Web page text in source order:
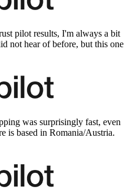
pilot results, I'm always a bit
not hear of before, but this one
was surprisingly fast, even
is based in Romania/Austria.